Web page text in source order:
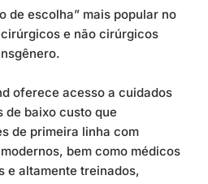
de escolha” mais popular no
e não cirúrgicos
oferece acesso a cuidados
de baixo custo que
de primeira linha com
bem como médicos
e altamente treinados,